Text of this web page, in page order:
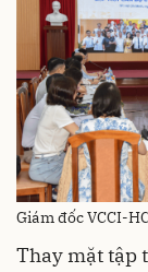
Giám đốc VCCI-
Thay mặt tập